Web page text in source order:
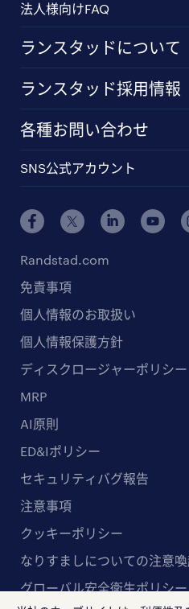
法人様向けFAQ
ランスタッドについて
ランスタッド採用情報
各種お問い合わせ
SNS公式アカウント
Randstad.com
免責事項
個人情報のお取扱い
個人情報保護方針
ディスクロージャーポリシー
MRP
AI原則
ED&Iポリシー
セキュリティバグ報告
注意事項
クッキーポリシー
なりすましについての注意
グローバル安全衛生ポリシー